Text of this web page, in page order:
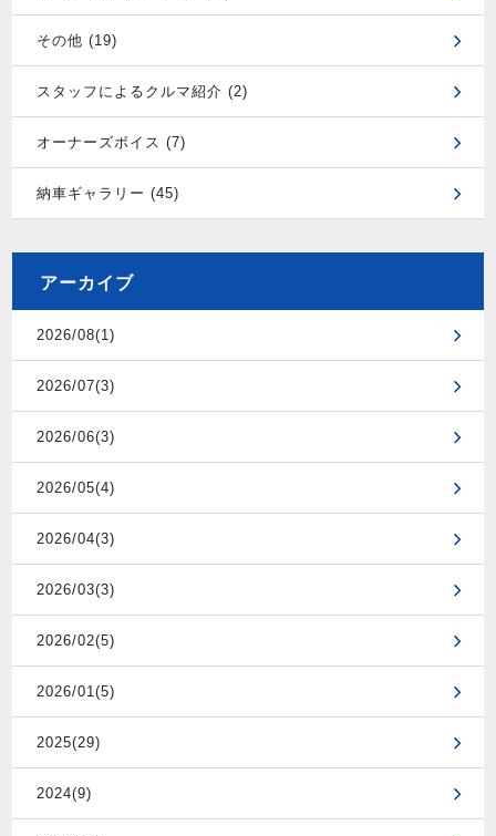
その他 (19)
スタッフによるクルマ紹介 (2)
オーナーズボイス (7)
納車ギャラリー (45)
アーカイブ
2026/08(1)
2026/07(3)
2026/06(3)
2026/05(4)
2026/04(3)
2026/03(3)
2026/02(5)
2026/01(5)
2025(29)
2024(9)